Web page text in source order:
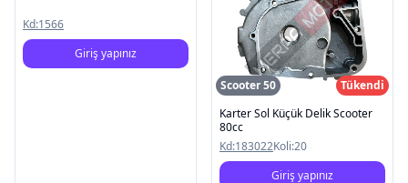
Kd:1566
Giriş yapınız
Scooter 50
Tükendi
Karter Sol Küçük Delik Scooter
80cc
Kd:183022Koli:20
Giriş yapınız